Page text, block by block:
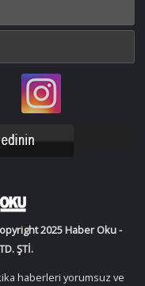
Bir
Haber
Instagram
2025 Haber Oku -
ŞTİ.
haberleri yorumsuz ve